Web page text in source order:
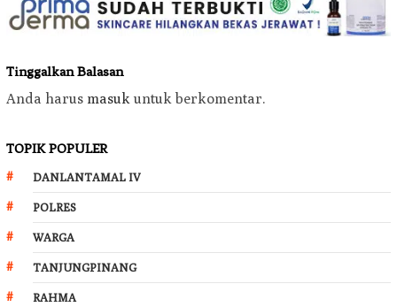
Tinggalkan Balasan
Anda harus masuk untuk berkomentar.
TOPIK POPULER
DANLANTAMAL IV
POLRES
WARGA
TANJUNGPINANG
RAHMA